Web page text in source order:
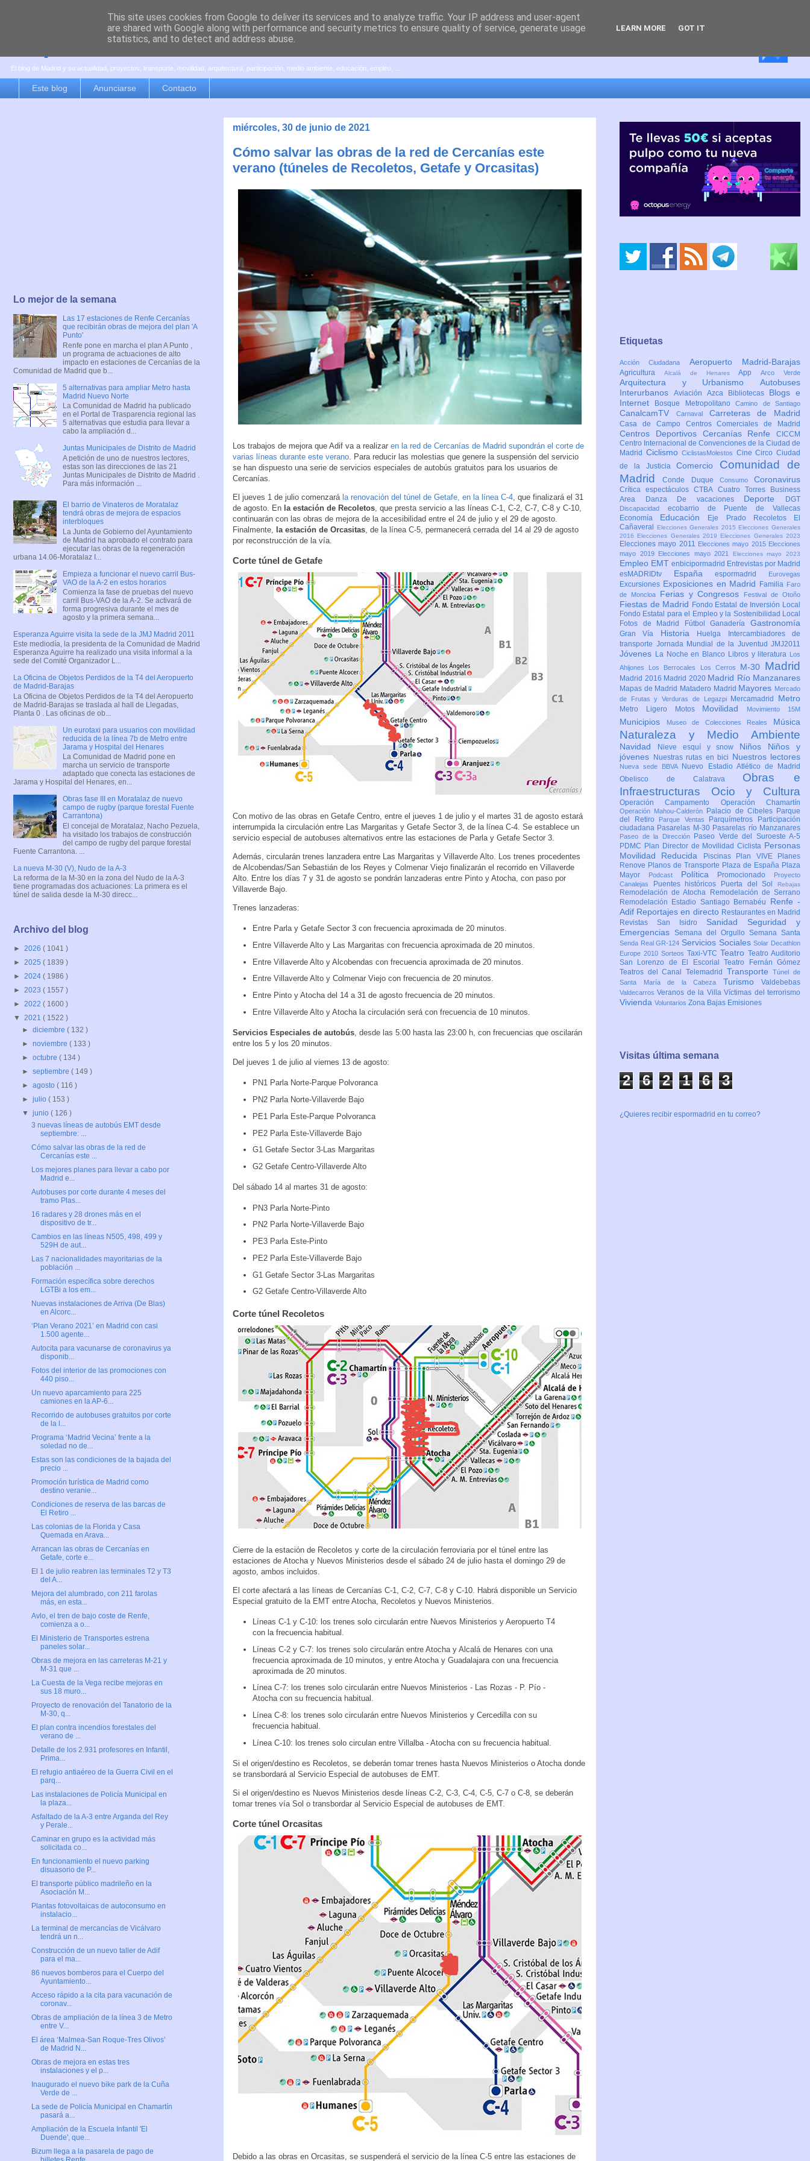
es por madrid
El blog de Madrid y su actualidad, proyectos, transporte, movilidad, arquitectura, participación, medio ambiente, educación, empleo, ...
Este blog Anunciarse Contacto
miércoles, 30 de junio de 2021
Cómo salvar las obras de la red de Cercanías este
verano (túneles de Recoletos, Getafe y Orcasitas)
Los trabajos de mejora que Adif va a realizar en la red de Cercanías de Madrid supondrán el corte de
varias líneas durante este verano . Para reducir las molestias que genere la suspensión del servicio
se han dispuesto una serie de servicios especiales de autobús gratuitos para los usuarios de
Cercanías.
El jueves 1 de julio comenzará la renovación del túnel de Getafe, en la línea C-4 , que finalizará el 31
de agosto. En la estación de Recoletos , que presta servicio a las líneas C-1, C-2, C-7, C-8 y C-10,
continuarán con las obras de mejora de la accesibilidad entre el 24 de julio y el 29 de agosto.
Finalmente,
la estación de Orcasitas , de la línea C-5, permanecerá cerrada del 14 al 29 de agosto
por reconstrucción de la vía.
Corte túnel de Getafe
Con motivo de las obras en Getafe Centro, entre el jueves 1 de julio y el martes 31 de agosto estará
interrumpida la circulación entre Las Margaritas y Getafe Sector 3, de la línea C-4. Se establece un
servicio especial de autobuses alternativos entre las estaciones de Parla y Getafe Sector 3.
Además, circularán trenes lanzadera entre Las Margaritas y Villaverde Alto. Los trenes procedentes
de Alcobendas/San Sebastián de los Reyes y Colmenar Viejo finalizarán el recorrido en Villaverde
Alto. Entre los días 7 y 31 de agosto se pondrán lanzaderas entre Pinto y Atocha, con paso por
Villaverde Bajo.
Trenes lanzaderas:
Entre Parla y Getafe Sector 3 con frecuencia aproximada de 20 minutos.
Entre Villaverde Alto y Las Margaritas con frecuencia aproximada de 20 minutos.
Entre Villaverde Alto y Alcobendas con frecuencia aproximada de 20 minutos.
Entre Villaverde Alto y Colmenar Viejo con frecuencia de 20 minutos.
Entre Pinto y Atocha del 14 a 31 de agosto frecuencia de 20 minutos.
Entre Villaverde Alto y Atocha la circulación será con frecuencia de 10 minutos.
Servicios Especiales de autobús, desde las 5:00 hasta las 23:00 h, con frecuencias que oscilarán
entre los 5 y los 20 minutos.
Del jueves 1 de julio al viernes 13 de agosto:
PN1 Parla Norte-Parque Polvoranca
PN2 Parla Norte-Villaverde Bajo
PE1 Parla Este-Parque Polvoranca
PE2 Parla Este-Villaverde Bajo
G1 Getafe Sector 3-Las Margaritas
G2 Getafe Centro-Villaverde Alto
Del sábado 14 al martes 31 de agosto:
PN3 Parla Norte-Pinto
PN2 Parla Norte-Villaverde Bajo
PE3 Parla Este-Pinto
PE2 Parla Este-Villaverde Bajo
G1 Getafe Sector 3-Las Margaritas
G2 Getafe Centro-Villaverde Alto
Corte túnel Recoletos
Cierre de la estación de Recoletos y corte de la circulación ferroviaria por el túnel entre las
estaciones de Atocha y Nuevos Ministerios desde el sábado 24 de julio hasta el domingo 29 de
agosto, ambos incluidos.
El corte afectará a las líneas de Cercanías C-1, C-2, C-7, C-8 y C-10. Habrá disponible un Servicio
Especial gratuito de la EMT entre Atocha, Recoletos y Nuevos Ministerios.
Líneas C-1 y C-10: los trenes solo circularán entre Nuevos Ministerios y Aeropuerto T4
con la frecuencia habitual.
Líneas C-2 y C-7: los trenes solo circularán entre Atocha y Alcalá de Henares con una
frecuencia aproximada de 10 minutos, y entre Atocha y Guadalajara con una frecuencia
aproximada de 20 minutos.
Línea C-7: los trenes solo circularán entre Nuevos Ministerios - Las Rozas - P. Pío -
Atocha con su frecuencia habitual.
Línea C-8: los trenes solo circularán entre Nuevos Ministerios y Cercedilla con su
frecuencia habitual.
Línea C-10: los trenes solo circulan entre Villalba - Atocha con su frecuencia habitual.
Si el origen/destino es Recoletos, se deberán tomar trenes hasta Nuevos Ministerios o Atocha donde
se transbordará al Servicio Especial de autobuses de EMT.
Si el origen/destino es Nuevos Ministerios desde líneas C-2, C-3, C-4, C-5, C-7 o C-8, se deberán
tomar trenes vía Sol o transbordar al Servicio Especial de autobuses de EMT.
Corte túnel Orcasitas
Debido a las obras en Orcasitas, se suspenderá el servicio de la línea C-5 entre las estaciones de
Lo mejor de la semana
Las 17 estaciones de Renfe Cercanías
que recibirán obras de mejora del plan 'A
Punto'
Renfe pone en marcha el plan A Punto ,
un programa de actuaciones de alto
impacto en estaciones de Cercanías de la
Comunidad de Madrid que b...
5 alternativas para ampliar Metro hasta
Madrid Nuevo Norte
La Comunidad de Madrid ha publicado
en el Portal de Trasparencia regional las
5 alternativas que estudia para llevar a
cabo la ampliación d...
Juntas Municipales de Distrito de Madrid
A petición de uno de nuestros lectores,
estas son las direcciones de las 21
Juntas Municipales de Distrito de Madrid .
Para más información ...
El barrio de Vinateros de Moratalaz
tendrá obras de mejora de espacios
interbloques
La Junta de Gobierno del Ayuntamiento
de Madrid ha aprobado el contrato para
ejecutar las obras de la regeneración
urbana 14.06-Moratalaz I...
Empieza a funcionar el nuevo carril Bus-
VAO de la A-2 en estos horarios
Comienza la fase de pruebas del nuevo
carril Bus-VAO de la A-2. Se activará de
forma progresiva durante el mes de
agosto y la primera semana...
Esperanza Aguirre visita la sede de la JMJ Madrid 2011
Este mediodía, la presidenta de la Comunidad de Madrid
Esperanza Aguirre ha realizado una visita informal a la
sede del Comité Organizador L...
La Oficina de Objetos Perdidos de la T4 del Aeropuerto
de Madrid-Barajas
La Oficina de Objetos Perdidos de la T4 del Aeropuerto
de Madrid-Barajas se traslada al hall de Llegadas,
Planta 0 . Las oficinas de ob...
Un eurotaxi para usuarios con movilidad
reducida de la línea 7b de Metro entre
Jarama y Hospital del Henares
La Comunidad de Madrid pone en
marcha un servicio de transporte
adaptado que conecta las estaciones de
Jarama y Hospital del Henares, en...
Obras fase III en Moratalaz de nuevo
campo de rugby (parque forestal Fuente
Carrantona)
El concejal de Moratalaz, Nacho Pezuela,
ha visitado los trabajos de construcción
del campo de rugby del parque forestal
Fuente Carrantona. ...
La nueva M-30 (V), Nudo de la A-3
La reforma de la M-30 en la zona del Nudo de la A-3
tiene programadas dos actuaciones: La primera es el
túnel de salida desde la M-30 direcc...
Archivo del blog
► 2026 ( 1041 )
► 2025 ( 1839 )
► 2024 ( 1986 )
► 2023 ( 1557 )
► 2022 ( 1600 )
▼ 2021 ( 1522 )
►diciembre( 132 )
►noviembre( 133 )
►octubre( 134 )
►septiembre( 149 )
►agosto( 116 )
►julio( 153 )
▼junio( 126 )
3 nuevas líneas de autobús EMT desde
septiembre: ...
Cómo salvar las obras de la red de
Cercanías este ...
Los mejores planes para llevar a cabo por
Madrid e...
Autobuses por corte durante 4 meses del
tramo Plas...
16 radares y 28 drones más en el
dispositivo de tr...
Cambios en las líneas N505, 498, 499 y
529H de aut...
Las 7 nacionalidades mayoritarias de la
población ...
Formación específica sobre derechos
LGTBi a los em...
Nuevas instalaciones de Arriva (De Blas)
en Alcorc...
‘Plan Verano 2021’ en Madrid con casi
1.500 agente...
Autocita para vacunarse de coronavirus ya
disponib...
Fotos del interior de las promociones con
440 piso...
Un nuevo aparcamiento para 225
camiones en la AP-6...
Recorrido de autobuses gratuitos por corte
de la l...
Programa ‘Madrid Vecina’ frente a la
soledad no de...
Estas son las condiciones de la bajada del
precio ...
Promoción turística de Madrid como
destino veranie...
Condiciones de reserva de las barcas de
El Retiro ...
Las colonias de la Florida y Casa
Quemada en Arava...
Arrancan las obras de Cercanías en
Getafe, corte e...
El 1 de julio reabren las terminales T2 y T3
del A...
Mejora del alumbrado, con 211 farolas
más, en esta...
Avlo, el tren de bajo coste de Renfe,
comienza a o...
El Ministerio de Transportes estrena
paneles solar...
Obras de mejora en las carreteras M-21 y
M-31 que ...
La Cuesta de la Vega recibe mejoras en
sus 18 muro...
Proyecto de renovación del Tanatorio de la
M-30, q...
El plan contra incendios forestales del
verano de ...
Detalle de los 2.931 profesores en Infantil,
Prima...
El refugio antiaéreo de la Guerra Civil en el
parq...
Las instalaciones de Policía Municipal en
la plaza...
Asfaltado de la A-3 entre Arganda del Rey
y Perale...
Caminar en grupo es la actividad más
solicitada co...
En funcionamiento el nuevo parking
disuasorio de P...
El transporte público madrileño en la
Asociación M...
Plantas fotovoltaicas de autoconsumo en
instalacio...
La terminal de mercancías de Vicálvaro
tendrá un n...
Construcción de un nuevo taller de Adif
para el ma...
86 nuevos bomberos para el Cuerpo del
Ayuntamiento...
Acceso rápido a la cita para vacunación de
coronav...
Obras de ampliación de la línea 3 de Metro
entre V...
El área ‘Malmea-San Roque-Tres Olivos’
de Madrid N...
Obras de mejora en estas tres
instalaciones y el p...
Inaugurado el nuevo bike park de la Cuña
Verde de ...
La sede de Policía Municipal en Chamartín
pasará a...
Ampliación de la Escuela Infantil 'El
Duende', que...
Bizum llega a la pasarela de pago de
Etiquetas
Acción Ciudadana Aeropuerto Madrid-Barajas
Agricultura Alcalá de HenaresAppArco Verde
Arquitectura y Urbanismo Autobuses
Interurbanos Aviación Azca Bibliotecas Blogs e
Internet
Bosque MetropolitanoCamino de Santiago
CanalcamTV Carnaval Carreteras de Madrid
Casa de Campo Centros Comerciales de Madrid
Centros Deportivos Cercanías Renfe CICCM
Centro Internacional de Convenciones de la Ciudad de
Madrid CiclismoCiclistasMolestos CineCircoCiudad
de la JusticiaComercio Comunidad de
MadridConde Duque Consumo Coronavirus
Crítica espectáculosCTBA Cuatro Torres Business
Area
Danza De vacaciones Deporte DGT
Discapacidad ecobarrio de Puente de Vallecas
Economía Educación Eje Prado Recoletos
El
Cañaveral
Elecciones Generales 2015 Elecciones Generales
2016 Elecciones Generales 2019 Elecciones Generales 2023
Elecciones mayo 2011 Elecciones mayo 2015 Elecciones
mayo 2019
Elecciones mayo 2021 Elecciones mayo 2023
Empleo EMT enbicipormadrid Entrevistas por Madrid
esMADRIDtv Españaespormadrid Eurovegas
Excursiones Exposiciones en Madrid Familia Faro
de Moncloa
Ferias y Congresos Festival de Otoño
Fiestas de Madrid Fondo Estatal de Inversión Local
Fondo Estatal para el Empleo y la Sostenibilidad Local
Fotos de Madrid
FútbolGanaderíaGastronomía
Gran Vía Historia Huelga
Intercambiadores de
transporte Jornada Mundial de la Juventud JMJ2011
Jóvenes La Noche en Blanco Libros y literatura
Los
Ahijones
Los Berrocales Los Cerros M-30 Madrid
Madrid 2016 Madrid 2020 Madrid Río Manzanares
Mapas de Madrid Matadero Madrid Mayores Mercado
de Frutas y Verduras de Legazpi
Mercamadrid Metro
Metro Ligero Motos Movilidad Movimiento 15M
Municipios Museo de Colecciones Reales Música
Naturaleza y Medio Ambiente
Navidad Nieve esquí y snow Niños Niños y
jóvenes
Nuestras rutas en bici Nuestros lectores
Nueva sede BBVA
Nuevo Estadio Atlético de Madrid
Obelisco de Calatrava Obras e
Infraestructuras Ocio y Cultura
Operación Campamento Operación Chamartín
Operación Mahou-Calderón Palacio de Cibeles Parque
del Retiro
Parque Ventas Parquímetros
Participación
ciudadana Pasarelas M-30 Pasarelas río Manzanares
Paseo de la Dirección
Paseo Verde del Suroeste A-5
PDMC Plan Director de Movilidad Ciclista Personas
Movilidad Reducida
Piscinas Plan VIVE
Planes
Renove Planos de Transporte Plaza de España Plaza
Mayor
Podcast Política Promocionado
Proyecto
Canalejas
Puentes históricos Puerta del Sol Rebajas
Remodelación de Atocha
Remodelación de Serrano
Remodelación Estadio Santiago Bernabéu Renfe -
Adif Reportajes en directo Restaurantes en Madrid
Revistas San Isidro Sanidad Seguridad y
Emergencias Semana del Orgullo Semana Santa
Senda Real GR-124 Servicios SocialesSolar Decathlon
Europe 2010 Sorteos Taxi-VTC Teatro Teatro Auditorio
San Lorenzo de El EscorialTeatro Fernán Gómez
Teatros del Canal Telemadrid TransporteTúnel de
Santa María de la Cabeza Turismo Valdebebas
ValdecarrosVeranos de la VillaVíctimas del terrorismo
Vivienda Voluntarios Zona Bajas Emisiones
Visitas última semana
2 6 2 1 6 3
¿Quieres recibir espormadrid en tu correo?
This site uses cookies from Google to deliver its services and to analyze traffic. Your IP address and user-agent
are shared with Google along with performance and security metrics to ensure quality of service, generate usage
statistics, and to detect and address abuse.
LEARN MORE GOT IT